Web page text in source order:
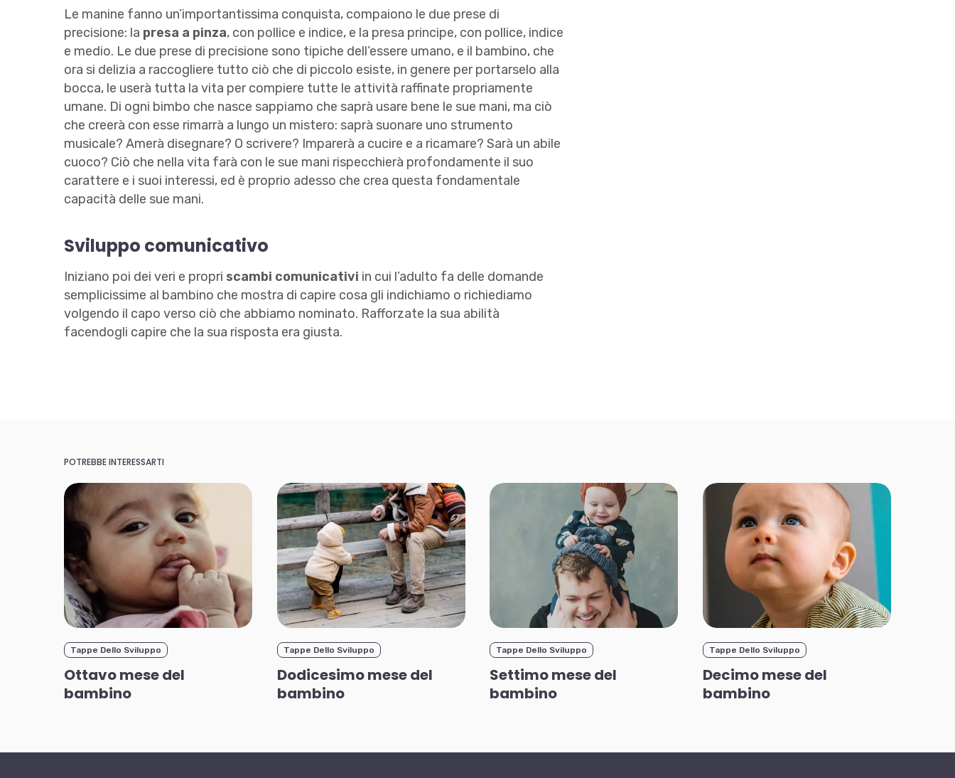
Le manine fanno un’importantissima conquista, compaiono le due prese di
precisione: la presa a pinza, con pollice e indice, e la presa principe, con pollice, indice
e medio. Le due prese di precisione sono tipiche dell’essere umano, e il bambino, che
ora si delizia a raccogliere tutto ciò che di piccolo esiste, in genere per portarselo alla
bocca, le userà tutta la vita per compiere tutte le attività raffinate propriamente
umane. Di ogni bimbo che nasce sappiamo che saprà usare bene le sue mani, ma ciò
che creerà con esse rimarrà a lungo un mistero: saprà suonare uno strumento
musicale? Amerà disegnare? O scrivere? Imparerà a cucire e a ricamare? Sarà un abile
cuoco? Ciò che nella vita farà con le sue mani rispecchierà profondamente il suo
carattere e i suoi interessi, ed è proprio adesso che crea questa fondamentale
capacità delle sue mani.
Sviluppo comunicativo
Iniziano poi dei veri e propri scambi comunicativi in cui l’adulto fa delle domande
semplicissime al bambino che mostra di capire cosa gli indichiamo o richiediamo
volgendo il capo verso ciò che abbiamo nominato. Rafforzate la sua abilità
facendogli capire che la sua risposta era giusta.
POTREBBE INTERESSARTI
Tappe Dello Sviluppo
Ottavo mese del
bambino
Tappe Dello Sviluppo
Dodicesimo mese del
bambino
Tappe Dello Sviluppo
Settimo mese del
bambino
Tappe Dello Sviluppo
Decimo mese del
bambino